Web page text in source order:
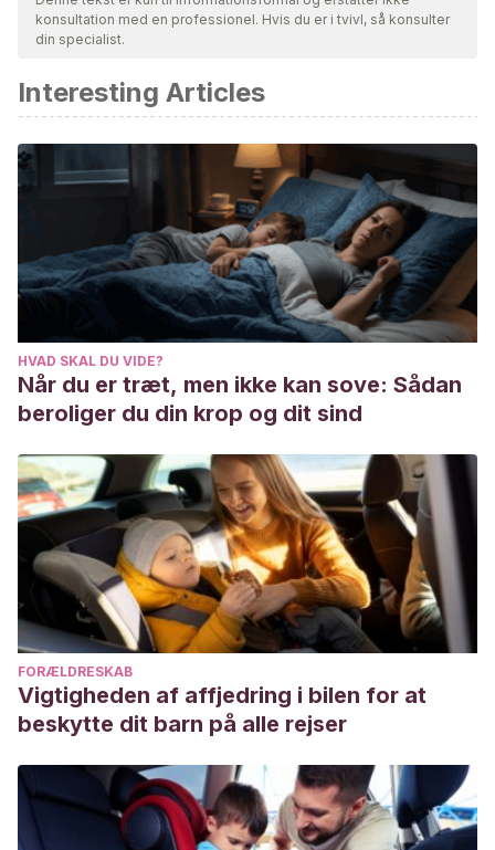
konsultation med en professionel. Hvis du er i tvivl, så konsulter
din specialist.
Interesting Articles
HVAD SKAL DU VIDE?
Når du er træt, men ikke kan sove: Sådan
beroliger du din krop og dit sind
FORÆLDRESKAB
Vigtigheden af affjedring i bilen for at
beskytte dit barn på alle rejser